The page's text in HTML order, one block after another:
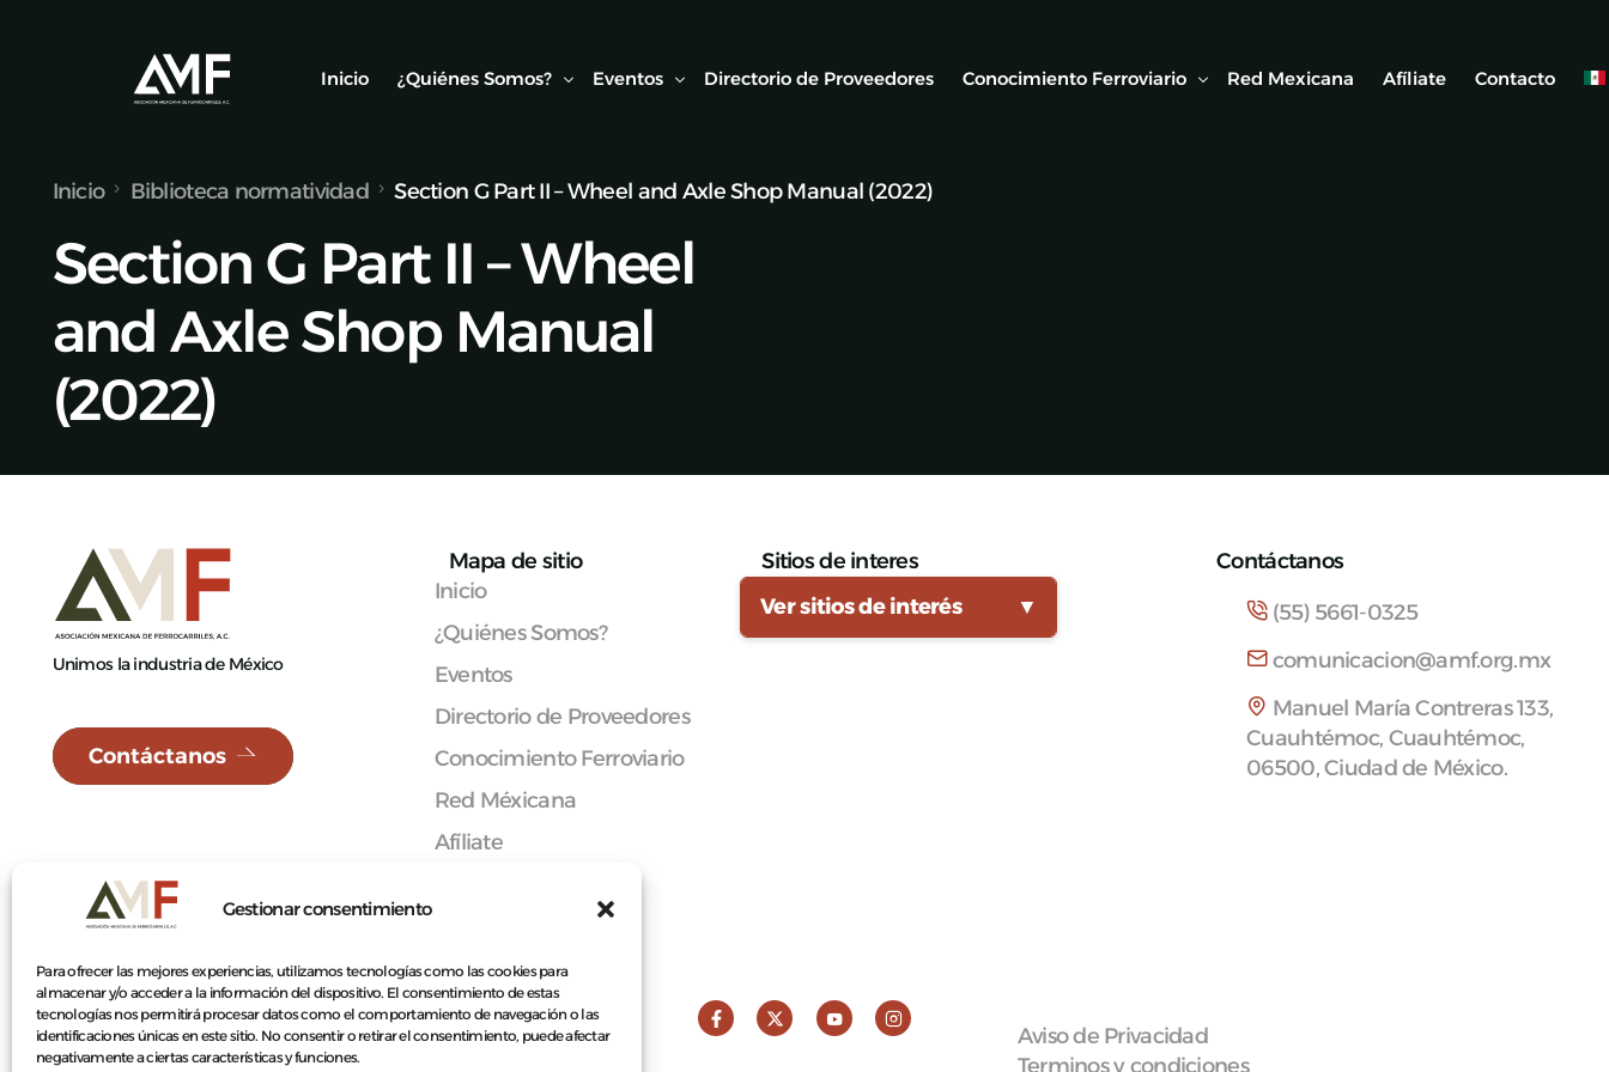
Gestionar consentimiento
Para ofrecer las mejores experiencias, utilizamos tecnologías como las cookies para
almacenar y/o acceder a la información del dispositivo. El consentimiento de estas
tecnologías nos permitirá procesar datos como el comportamiento de navegación o las
identificaciones únicas en este sitio. No consentir o retirar el consentimiento, puede afectar
negativamente a ciertas características y funciones.
Inicio ¿Quiénes Somos?
Socios
Nuestro Equipo
Eventos
Conexión AMF
Webinars Técnicos
Expo Rail
Directorio de Proveedores Conocimiento Ferroviario Red Mexicana Afíliate Contacto
Inicio Biblioteca normatividad Section G Part II – Wheel and Axle Shop Manual (2022)
Section G Part II – Wheel
and Axle Shop Manual
(2022)
Unimos la industria de México
Contáctanos
Mapa de sitio
Inicio
¿Quiénes Somos?
Eventos
Directorio de Proveedores
Conocimiento Ferroviario
Red Méxicana
Afíliate
Sitios de interes
Ver sitios de interés
▼
Contáctanos
(55) 5661-0325
comunicacion@amf.org.mx
Manuel María Contreras 133,
Cuauhtémoc, Cuauhtémoc,
06500, Ciudad de México.
© 2026 Asociación Mexicana de Ferrocarriles A.C.
Aviso de Privacidad
Terminos y condiciones